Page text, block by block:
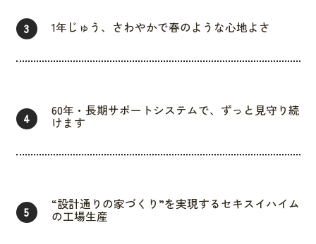
3 1年じゅう、さわやかで春のような心地よさ
4 60年・長期サポートシステムで、ずっと見守り続
けます
5 “設計通りの家づくり”を実現するセキスイハイム
の工場生産